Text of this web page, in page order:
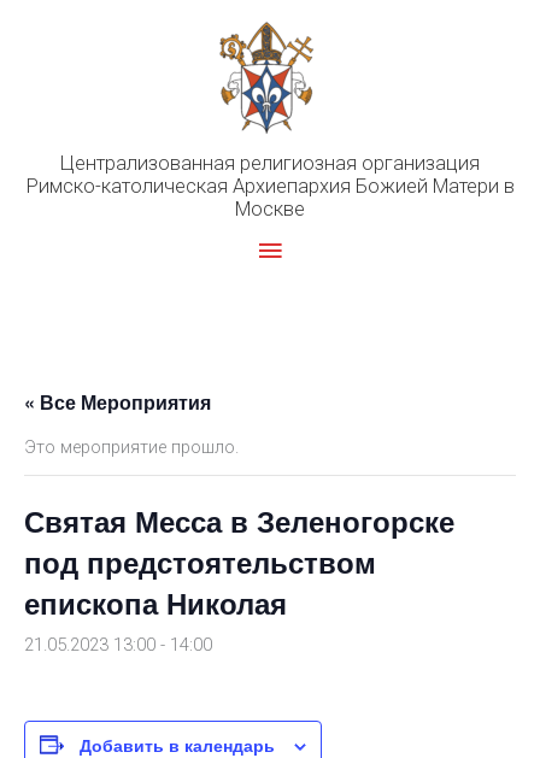
Централизованная религиозная организация
Римско-католическая Архиепархия Божией Матери в
Москве
Главное
« Все Мероприятия
Это мероприятие прошло.
Святая Месса в Зеленогорске
под предстоятельством
епископа Николая
21.05.2023 13:00 - 14:00
Добавить в календарь